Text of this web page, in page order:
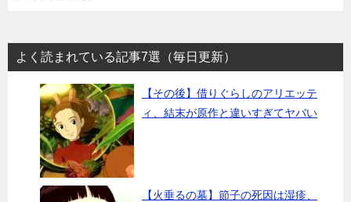
よく読まれている記事7選（毎日更新）
【その後】借りぐらしのアリエッテ
ィ、結末が原作と違いすぎてヤバい
【火垂るの墓】節子の死因は湿疹、